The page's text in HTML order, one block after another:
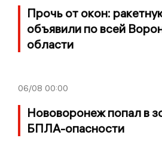
Прочь от окон:
объявили по всей
области
06/08 00:00
Нововоронеж попал в
БПЛА-опасности